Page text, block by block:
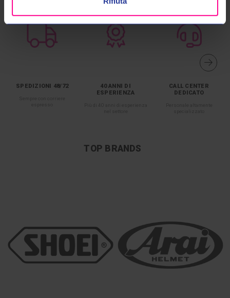
SPEDIZIONI 48/72
40 ANNI DI
ESPERIENZA
CALL CENTER
DEDICATO
TOP BRANDS